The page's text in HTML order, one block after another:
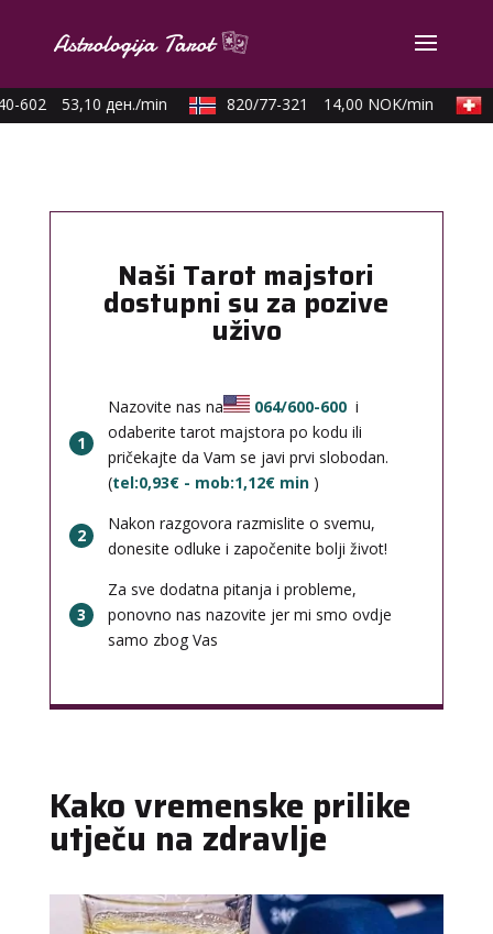
602 53,10 ден./min 820/77-321 14,00 NOK/min
Naši Tarot majstori
dostupni su za pozive
uživo
1
Nazovite nas na 064/600-600 i
odaberite tarot majstora po kodu ili
pričekajte da Vam se javi prvi slobodan.
(tel:0,93€ - mob:1,12€ min )
2
Nakon razgovora razmislite o svemu,
donesite odluke i započenite bolji život!
3
Za sve dodatna pitanja i probleme,
ponovno nas nazovite jer mi smo ovdje
samo zbog Vas
Kako vremenske prilike
utječu na zdravlje